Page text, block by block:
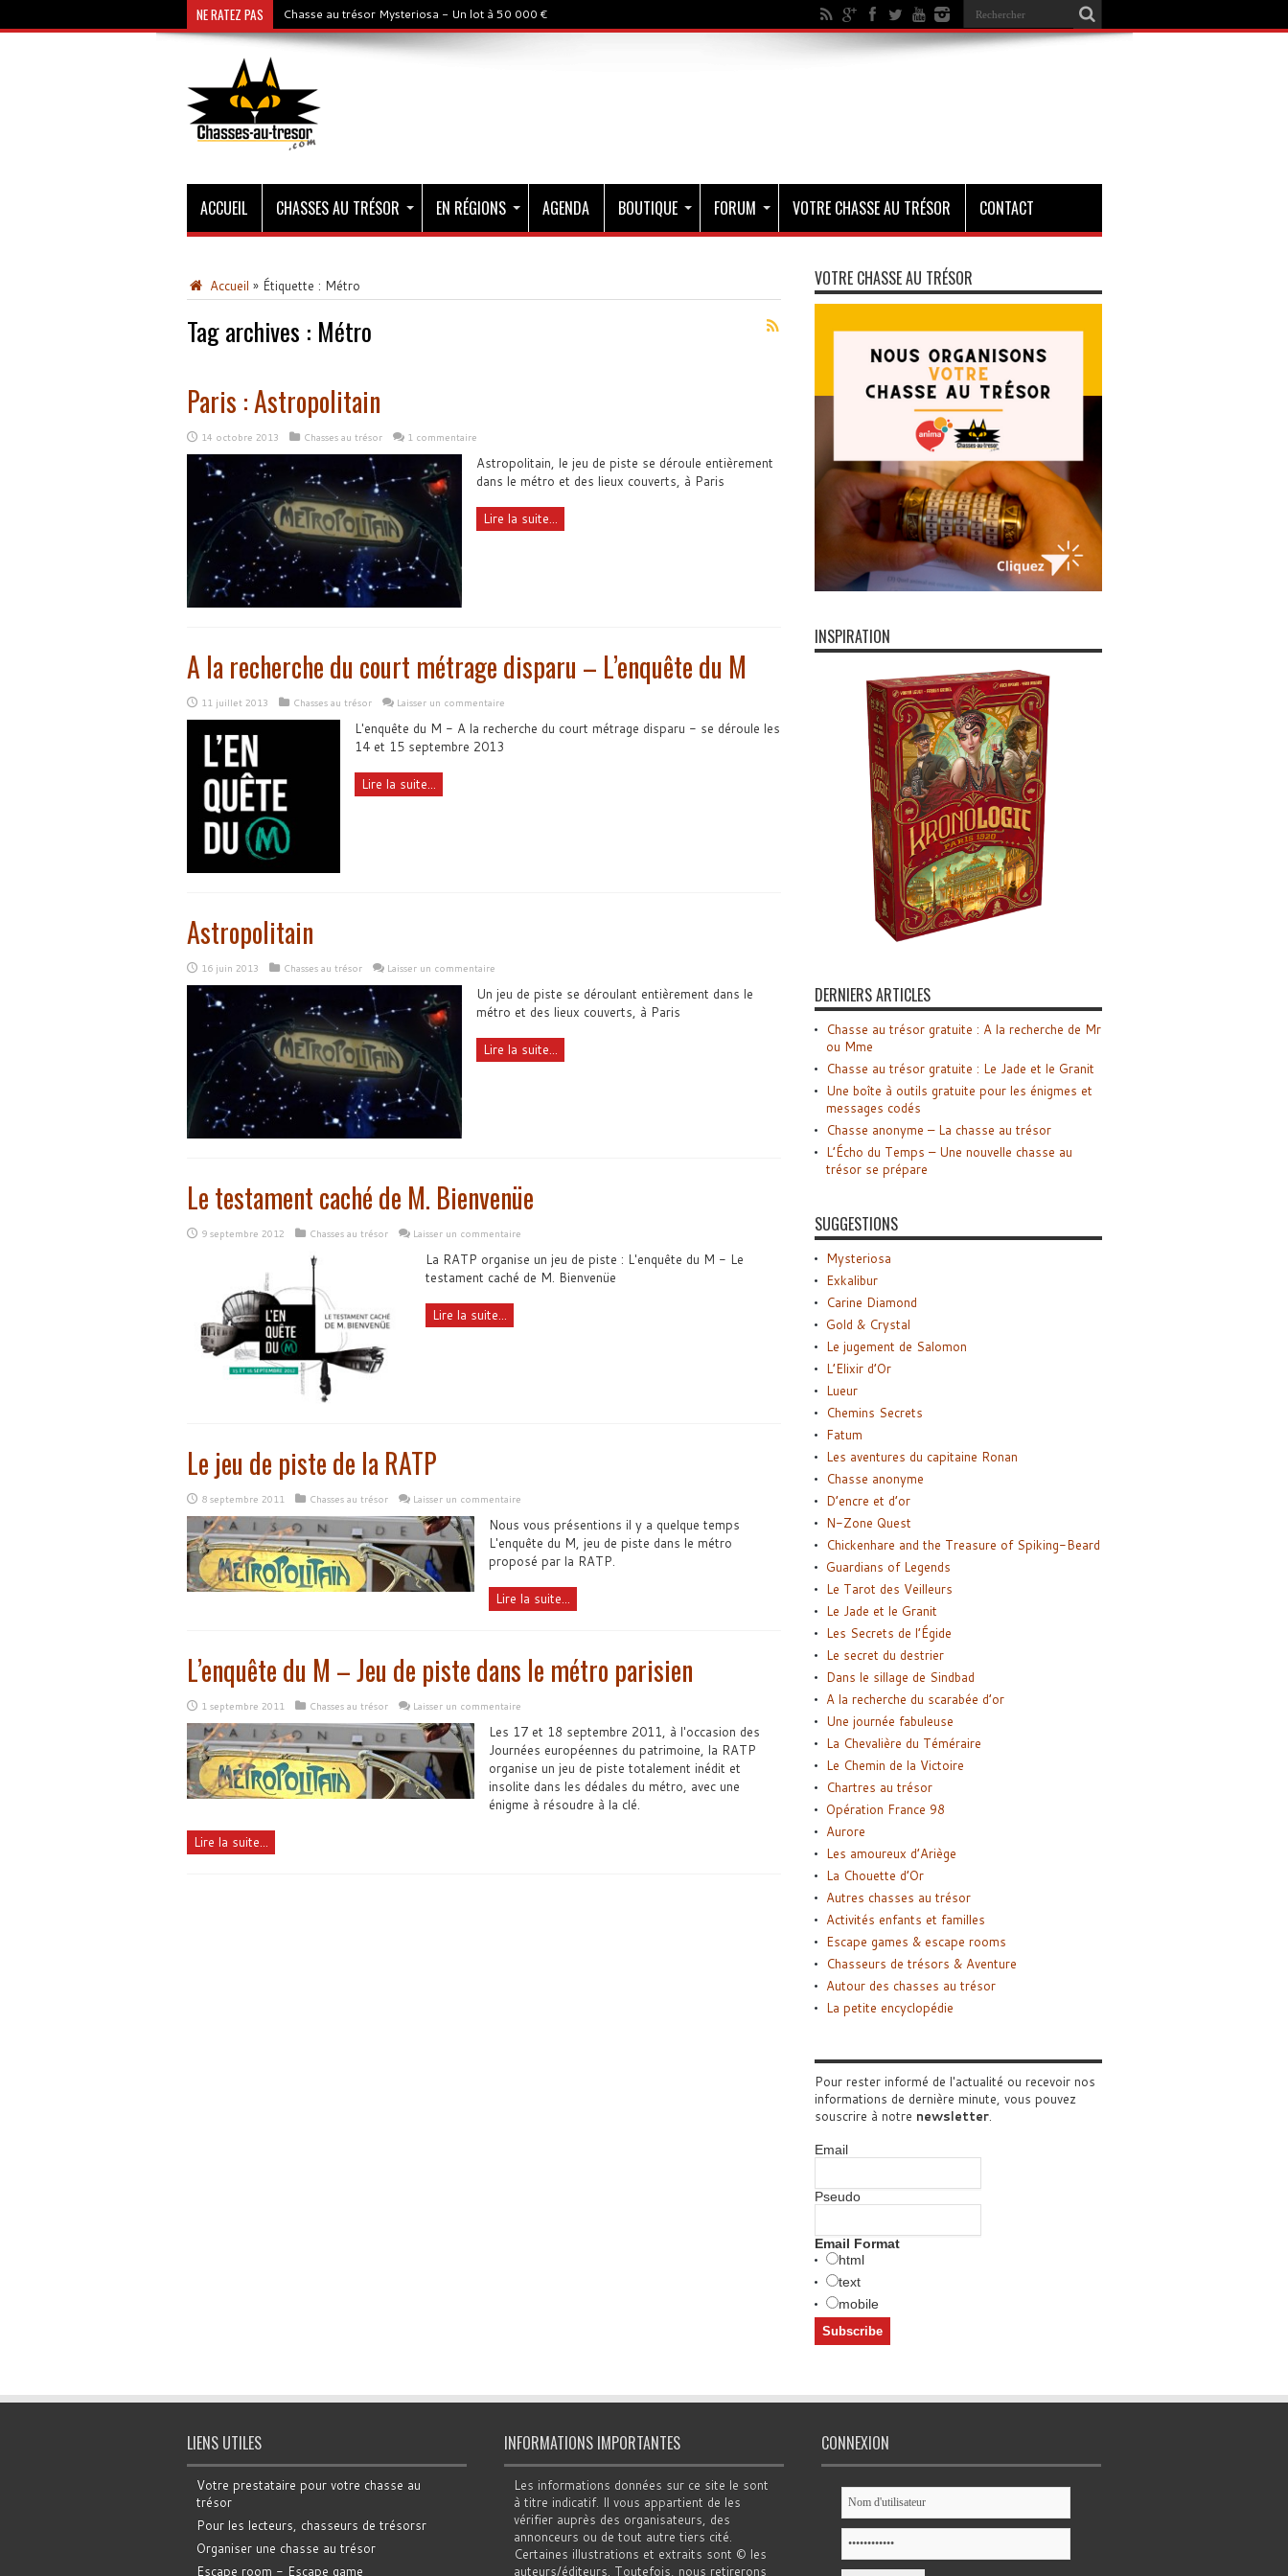
NE RATEZ PAS Chasse au trésor Mysteriosa - Un lot à 50 000 €
ACCUEIL CHASSES AU TRÉSOR EN RÉGIONS AGENDA BOUTIQUE FORUM VOTRE CHASSE AU TRÉSOR CONTACT
Accueil » Étiquette : Métro
Tag archives : Métro
Paris : Astropolitain
14 octobre 2013 Chasses au trésor 1 commentaire
Astropolitain, le jeu de piste se déroule entièrement
dans le métro et des lieux couverts, à Paris
Lire la suite...
A la recherche du court métrage disparu – L’enquête du M
11 juillet 2013 Chasses au trésor Laisser un commentaire
L'enquête du M - A la recherche du court métrage disparu - se déroule les
14 et 15 septembre 2013
Lire la suite...
Astropolitain
16 juin 2013 Chasses au trésor Laisser un commentaire
Un jeu de piste se déroulant entièrement dans le
métro et des lieux couverts, à Paris
Lire la suite...
Le testament caché de M. Bienvenüe
9 septembre 2012 Chasses au trésor Laisser un commentaire
La RATP organise un jeu de piste : L'enquête du M - Le
testament caché de M. Bienvenüe
Lire la suite...
Le jeu de piste de la RATP
8 septembre 2011 Chasses au trésor Laisser un commentaire
Nous vous présentions il y a quelque temps
L'enquête du M, jeu de piste dans le métro
proposé par la RATP.
Lire la suite...
L’enquête du M – Jeu de piste dans le métro parisien
1 septembre 2011 Chasses au trésor Laisser un commentaire
Les 17 et 18 septembre 2011, à l'occasion des
Journées européennes du patrimoine, la RATP
organise un jeu de piste totalement inédit et
insolite dans les dédales du métro, avec une
énigme à résoudre à la clé.
Lire la suite...
VOTRE CHASSE AU TRÉSOR
INSPIRATION
DERNIERS ARTICLES
Chasse au trésor gratuite : A la recherche de Mr
ou Mme
Chasse au trésor gratuite : Le Jade et le Granit
Une boîte à outils gratuite pour les énigmes et
messages codés
Chasse anonyme – La chasse au trésor
L’Écho du Temps – Une nouvelle chasse au
trésor se prépare
SUGGESTIONS
Mysteriosa
Exkalibur
Carine Diamond
Gold & Crystal
Le jugement de Salomon
L’Elixir d’Or
Lueur
Chemins Secrets
Fatum
Les aventures du capitaine Ronan
Chasse anonyme
D’encre et d’or
N-Zone Quest
Chickenhare and the Treasure of Spiking-Beard
Guardians of Legends
Le Tarot des Veilleurs
Le Jade et le Granit
Les Secrets de l’Égide
Le secret du destrier
Dans le sillage de Sindbad
A la recherche du scarabée d’or
Une journée fabuleuse
La Chevalière du Téméraire
Le Chemin de la Victoire
Chartres au trésor
Opération France 98
Aurore
Les amoureux d’Ariège
La Chouette d’Or
Autres chasses au trésor
Activités enfants et familles
Escape games & escape rooms
Chasseurs de trésors & Aventure
Autour des chasses au trésor
La petite encyclopédie
Pour rester informé de l'actualité ou recevoir nos
informations de dernière minute, vous pouvez
souscrire à notre newsletter.
Email
Pseudo
Email Format
html
text
mobile
LIENS UTILES
Votre prestataire pour votre chasse au
trésor
Pour les lecteurs, chasseurs de trésorsr
Organiser une chasse au trésor
Escape room - Escape game
INFORMATIONS IMPORTANTES
Les informations données sur ce site le sont
à titre indicatif. Il vous appartient de les
vérifier auprès des organisateurs, des
annonceurs ou de tout autre tiers cité.
Certaines illustrations et extraits sont © les
auteurs/éditeurs. Toutefois, nous retirerons
CONNEXION